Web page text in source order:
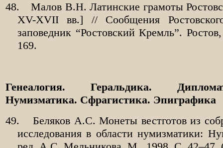
48.
Малов В.Н. Латинские грамоты
XV-XVII вв.] // Сообщения
заповедник “Ростовский Кремль”.
169.
Генеалогия. Геральдика.
Нумизматика. Сфрагистика. Эпиграфика
49.
Беляков А.С. Монеты вестготов из
исследования в области нумизматики: